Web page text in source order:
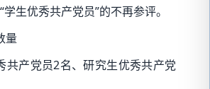
生优秀共产党员”的不再参评。
量
共产党员2名、研究生优秀共产党